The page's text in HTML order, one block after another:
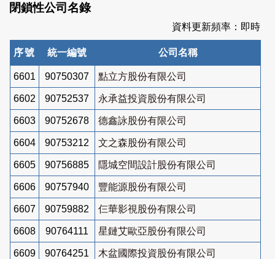
閉鎖性公司名錄
資料更新頻率：即時
序號 統一編號 公司名稱
6601 90750307 點立方股份有限公司
6602 90752537 永承益投資股份有限公司
6603 90752678 德鑫詠股份有限公司
6604 90753212 文之森股份有限公司
6605 90756885 隱城空間設計股份有限公司
6606 90757940 豐能源股份有限公司
6607 90759882 仨華影視股份有限公司
6608 90764111 星鏈艾歐亞股份有限公司
6609 90764251 木盆國際投資股份有限公司